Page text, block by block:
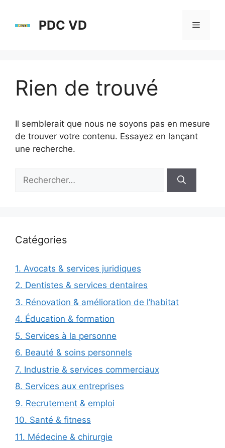
PDC VD Menu
Rien de trouvé
Il semblerait que nous ne soyons pas en mesure
de trouver votre contenu. Essayez en lançant
une recherche.
Catégories
1. Avocats & services juridiques
2. Dentistes & services dentaires
3. Rénovation & amélioration de l’habitat
4. Éducation & formation
5. Services à la personne
6. Beauté & soins personnels
7. Industrie & services commerciaux
8. Services aux entreprises
9. Recrutement & emploi
10. Santé & fitness
11. Médecine & chirurgie